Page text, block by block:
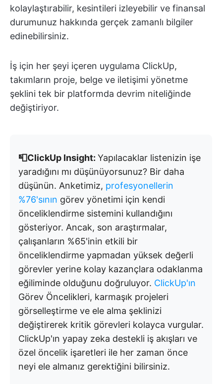
kolaylaştırabilir, kesintileri izleyebilir ve finansal
durumunuz hakkında gerçek zamanlı bilgiler
edinebilirsiniz.
İş için her şeyi içeren uygulama ClickUp,
takımların proje, belge ve iletişimi yönetme
şeklini tek bir platformda devrim niteliğinde
değiştiriyor.
📮ClickUp Insight: Yapılacaklar listenizin işe
yaradığını mı düşünüyorsunuz? Bir daha
düşünün. Anketimiz, profesyonellerin
%76'sının görev yönetimi için kendi
önceliklendirme sistemini kullandığını
gösteriyor. Ancak, son araştırmalar,
çalışanların %65'inin etkili bir
önceliklendirme yapmadan yüksek değerli
görevler yerine kolay kazançlara odaklanma
eğiliminde olduğunu doğruluyor. ClickUp'ın
Görev Öncelikleri, karmaşık projeleri
görselleştirme ve ele alma şeklinizi
değiştirerek kritik görevleri kolayca vurgular.
ClickUp'ın yapay zeka destekli iş akışları ve
özel öncelik işaretleri ile her zaman önce
neyi ele almanız gerektiğini bilirsiniz.